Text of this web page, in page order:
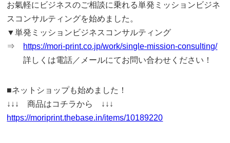
お氣軽にビジネスのご相談に乗れる単発ミッションビジネ
スコンサルティングを始めました。
▼単発ミッションビジネスコンサルティング
⇒ https://mori-print.co.jp/work/single-mission-consulting/
詳しくは電話／メールにてお問い合わせください！
■ネットショップも始めました！
↓↓↓ 商品はコチラから ↓↓↓
https://moriprint.thebase.in/items/10189220